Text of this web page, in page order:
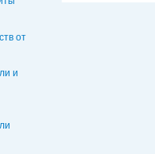
от
и